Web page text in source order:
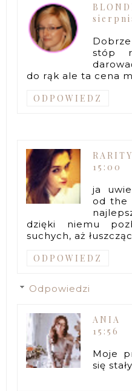
stóp
do rąk ale ta cena
ODPOWIEDZ
RARITY
15:00
ja
od the
dzięki niemu
suchych, aż
ODPOWIEDZ
Odpowiedzi
ANIA
15:56
Moje
się